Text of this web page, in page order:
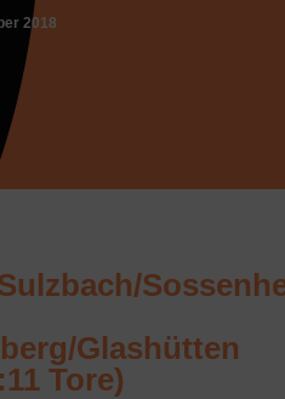
2018
Glashütten
Tore)